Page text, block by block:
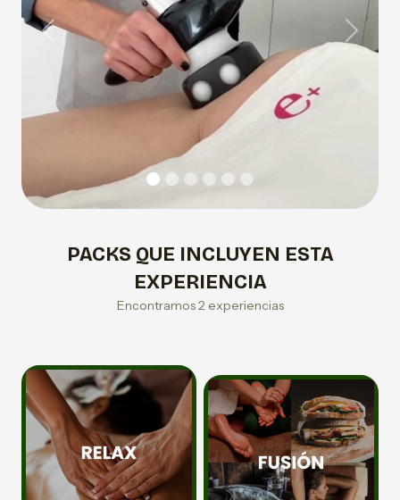
Previous Next
PACKS QUE INCLUYEN ESTA
EXPERIENCIA
Encontramos 2 experiencias